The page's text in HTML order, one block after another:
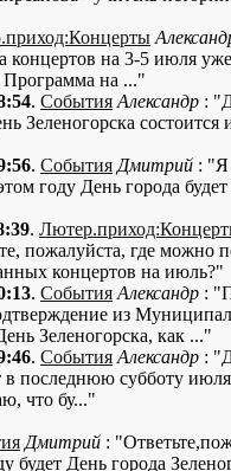
концертов на 3-5 июля
Программа на ..."
. События Александр :
Зеленогорска
. События Дмитрий : "Я
году День города
.
пожалуйста, где можно
концертов на июль?"
. События Александр :
из
Зеленогорска, как ..."
. События Александр :
в последнюю субботу
что бу..."
Дмитрий :
будет День города